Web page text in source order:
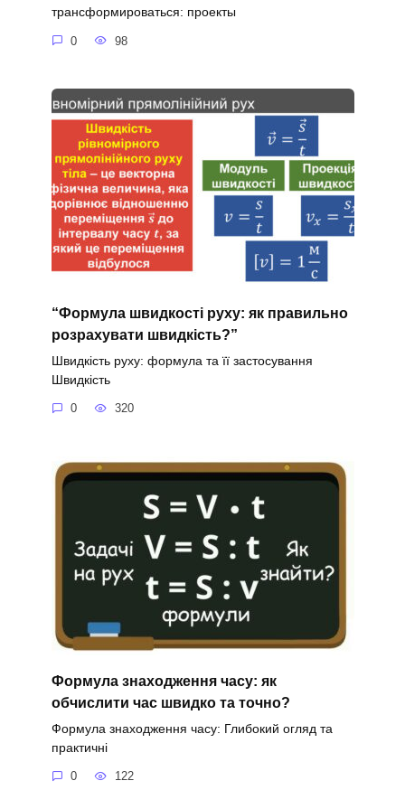
трансформироваться: проекты
0 98
“Формула швидкості руху: як правильно
розрахувати швидкість?”
Швидкість руху: формула та її застосування
Швидкість
0 320
Формула знаходження часу: як
обчислити час швидко та точно?
Формула знаходження часу: Глибокий огляд та
практичні
0 122